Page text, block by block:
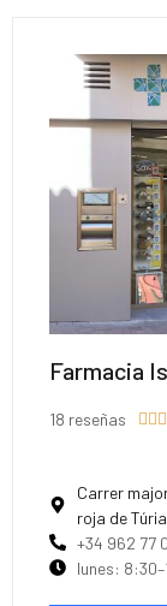
Farmacia
18 reseñas 
Carrer
roja de
+34 962 77
lunes: